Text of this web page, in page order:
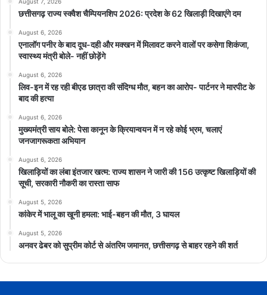
छत्तीसगढ़ राज्य स्क्वैश चैम्पियनशिप 2026: प्रदेश के 62 खिलाड़ी दिखाएंगे दम
August 6, 2026
एनालॉग पनीर के बाद दूध-दही और मक्खन में मिलावट करने वालों पर कसेगा शिकंजा,
स्वास्थ्य मंत्री बोले- नहीं छोड़ेंगे
August 6, 2026
लिव-इन में रह रही बीएड छात्रा की संदिग्ध मौत, बहन का आरोप- पार्टनर ने मारपीट के
बाद की हत्या
August 6, 2026
मुख्यमंत्री साय बोले: पेसा कानून के क्रियान्वयन में न रहे कोई भ्रम, चलाएं
जनजागरूकता अभियान
August 6, 2026
खिलाड़ियों का लंबा इंतजार खत्म: राज्य शासन ने जारी की 156 उत्कृष्ट खिलाड़ियों की
सूची, सरकारी नौकरी का रास्ता साफ
August 5, 2026
कांकेर में भालू का खूनी हमला: भाई-बहन की मौत, 3 घायल
August 5, 2026
अनवर ढेबर को सुप्रीम कोर्ट से अंतरिम जमानत, छत्तीसगढ़ से बाहर रहने की शर्त